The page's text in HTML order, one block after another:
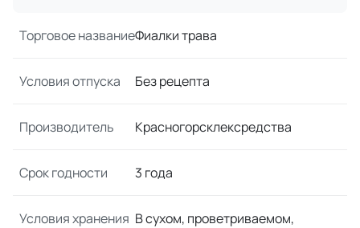
Торговое названиеФиалки трава
Условия отпуска Без рецепта
Производитель Красногорсклексредства
Срок годности 3 года
Условия хранения В сухом, проветриваемом,